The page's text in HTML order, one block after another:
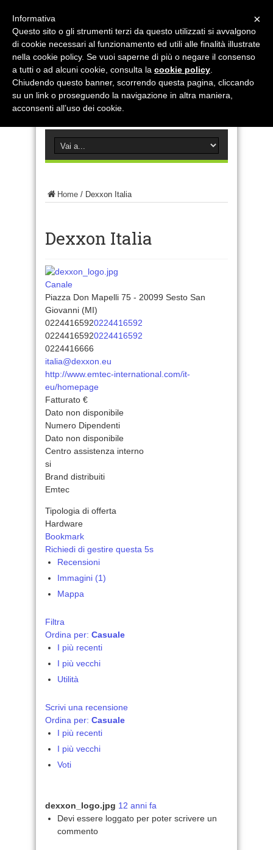
Home / Dexxon Italia
Dexxon Italia
Canale
Piazza Don Mapelli 75 - 20099 Sesto San
Giovanni (MI)
02244165920224416592
02244165920224416592
0224416666
italia@dexxon.eu
http://www.emtec-international.com/it-
eu/homepage
Fatturato €
Dato non disponibile
Numero Dipendenti
Dato non disponibile
Centro assistenza interno
si
Brand distribuiti
Emtec
Tipologia di offerta
Hardware
Bookmark
Richiedi di gestire questa 5s
Recensioni
Immagini (1)
Mappa
Filtra
Ordina per: Casuale
I più recenti
I più vecchi
Utilità
Scrivi una recensione
Ordina per: Casuale
I più recenti
I più vecchi
Voti
dexxon_logo.jpg 12 anni fa
Devi essere loggato per poter scrivere un
commento
×
Informativa
Questo sito o gli strumenti terzi da questo utilizzati si avvalgono
di cookie necessari al funzionamento ed utili alle finalità illustrate
nella cookie policy. Se vuoi saperne di più o negare il consenso
a tutti o ad alcuni cookie, consulta la cookie policy
Chiudendo questo banner, scorrendo questa pagina, cliccando
su un link o proseguendo la navigazione in altra maniera,
acconsenti all’uso dei cookie.